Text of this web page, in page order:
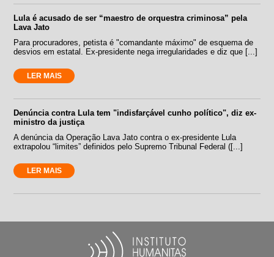
Lula é acusado de ser “maestro de orquestra criminosa” pela
Lava Jato
Para procuradores, petista é "comandante máximo" de esquema de
desvios em estatal. Ex-presidente nega irregularidades e diz que [...]
LER MAIS
Denúncia contra Lula tem "indisfarçável cunho político", diz ex-
ministro da justiça
A denúncia da Operação Lava Jato contra o ex-presidente Lula
extrapolou “limites” definidos pelo Supremo Tribunal Federal ([...]
LER MAIS